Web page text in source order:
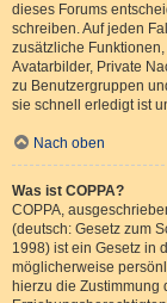
dieses Forums
schreiben. Auf jeden
zusätzliche
Avatarbilder, Private
zu Benutzergruppen
sie schnell erledigt ist
Nach oben
Was ist COPPA?
COPPA,
(deutsch: Gesetz zum
1998) ist ein Gesetz in
möglicherweise
hierzu die